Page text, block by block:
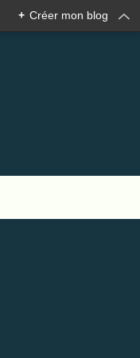
+ Créer mon blog